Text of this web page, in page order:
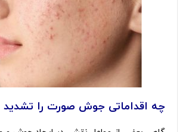
چه اقداماتی جوش صورت را تشدید